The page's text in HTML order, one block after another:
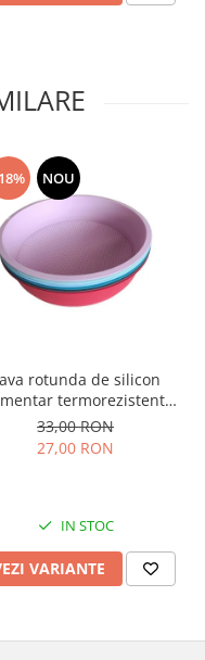
NOU
rotunda de silicon
termorezistent,
pentru blat de tort,
chec, friteuza cu
aer cald, Airfryer mare
33,00 RON
27,00 RON
IN STOC
VARIANTE